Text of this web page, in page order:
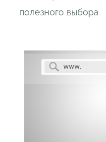
полезного выбора